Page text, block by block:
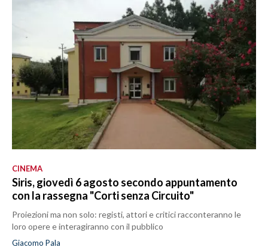
CINEMA
Siris, giovedì 6 agosto secondo appuntamento
con la rassegna "Corti senza Circuito"
Proiezioni ma non solo: registi, attori e critici racconteranno le
loro opere e interagiranno con il pubblico
Giacomo Pala